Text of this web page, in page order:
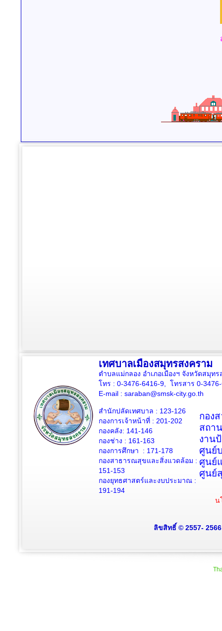
เทศบาลเมืองสมุทรสงคราม
ตำบลแม่กลอง อำเภอเมืองฯ จังหวัดสมุท
โทร : 0-3476-6416-9, โทรสาร 0-
E-mail : saraban@smsk-city.go.th
สำนักปลัดเทศบาล : 123-126
กองการเจ้าหน้าที่ : 201-202
กองคลัง: 141-146
กองช่าง : 161-163
กองการศึกษา : 171-178
กองสาธารณสุขและสิ่งแวดล้อม :
151-153
กองยุทธศาสตร์และงบประมาณ :
191-194
กอง
สถา
งาน
ศูนย์
ศูนย์
ศูนย์
น
ลิขสิทธิ์ © 2557-